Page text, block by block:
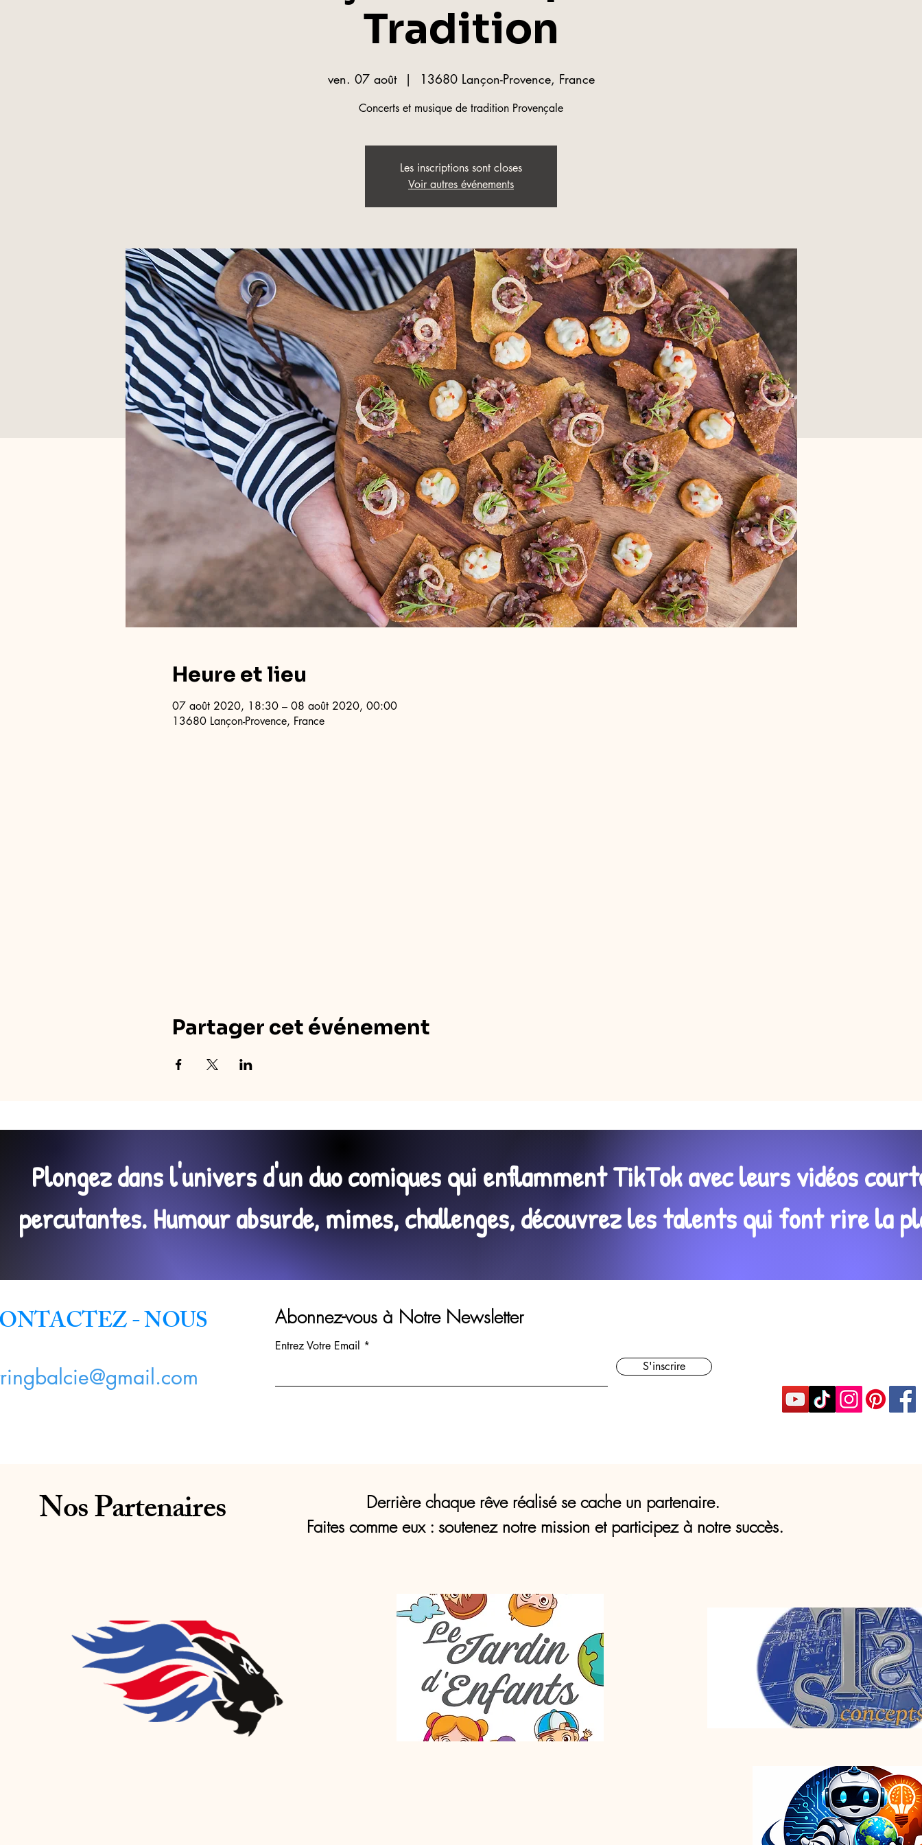
Tradition
ven. 07 août
  |
13680 Lançon-Provence, France
Les inscriptions sont closes
Voir autres événements
Heure et lieu
07 août 2020, 18:30 – 08 août 2020, 00:00
13680 Lançon-Provence, France
Partager cet événement
Plongez dans l'univers d'un duo comiques qui enflamment TikTok avec leurs vidéos
percutantes. Humour absurde, mimes, challenges, découvrez les talents qui font rire la
Derrière chaque rêve réalisé se cache un partenaire.
Faites comme eux : soutenez notre mission et participez à notre succès.
Nos Partenaires
- NOUS Abonnez-vous à Notre Newsletter
Entrez Votre Email
S'inscrire